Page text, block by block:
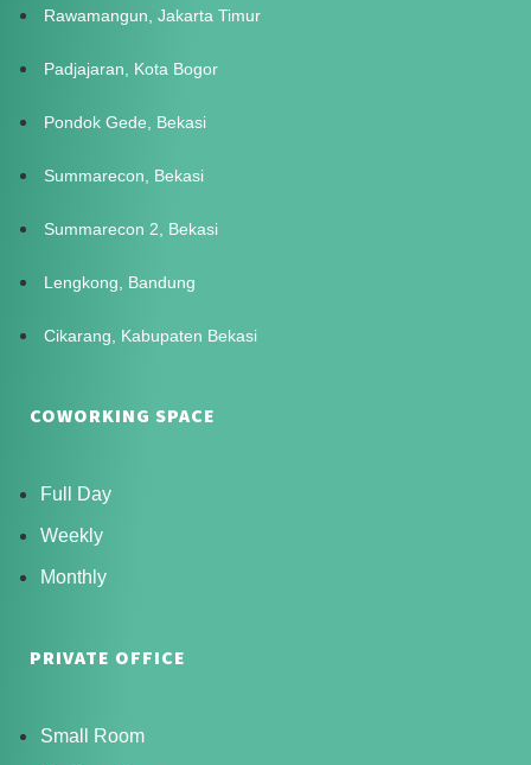
Rawamangun, Jakarta Timur
Padjajaran, Kota Bogor
Pondok Gede, Bekasi
Summarecon, Bekasi
Summarecon 2, Bekasi
Lengkong, Bandung
Cikarang, Kabupaten Bekasi
COWORKING SPACE
Full Day
Weekly
Monthly
PRIVATE OFFICE
Small Room